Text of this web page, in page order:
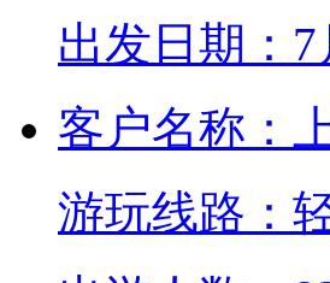
出发日期：
客户名称：
游玩线路：